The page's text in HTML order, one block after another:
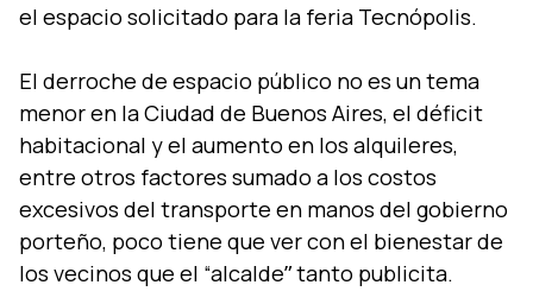
el espacio solicitado para la feria Tecnópolis.
El derroche de espacio público no es un tema
menor en la Ciudad de Buenos Aires, el déficit
habitacional y el aumento en los alquileres,
entre otros factores sumado a los costos
excesivos del transporte en manos del gobierno
porteño, poco tiene que ver con el bienestar de
los vecinos que el “alcaldeˮ tanto publicita.